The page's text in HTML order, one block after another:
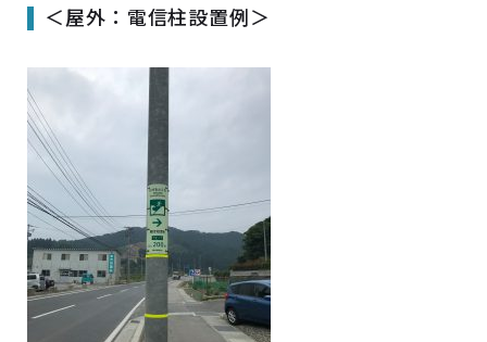
＜屋外：電信柱設置例＞